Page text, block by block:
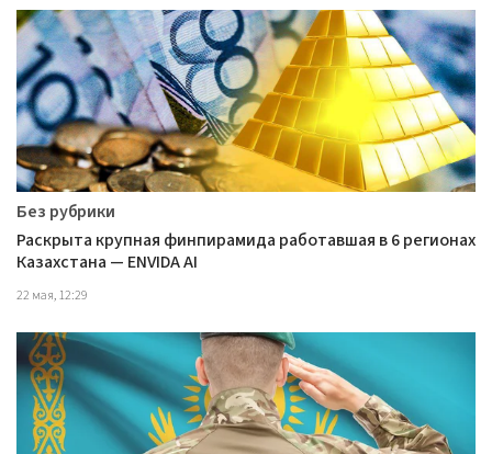
Без рубрики
Раскрыта крупная финпирамида работавшая в 6 регионах
Казахстана — ENVIDA AI
22 мая, 12:29